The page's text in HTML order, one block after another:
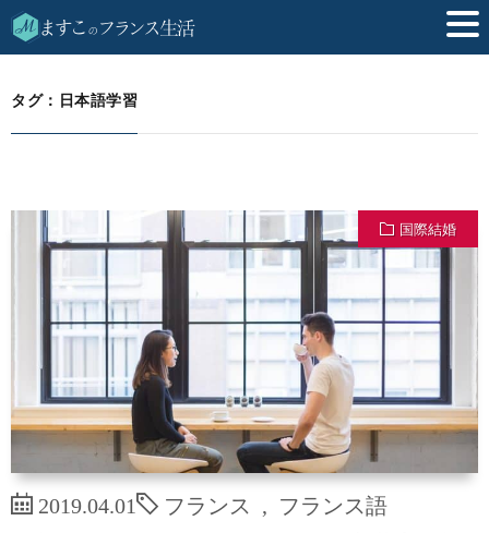
HOME 日本語学習
タグ：日本語学習
国際結婚
2019.04.01 フランス フランス語